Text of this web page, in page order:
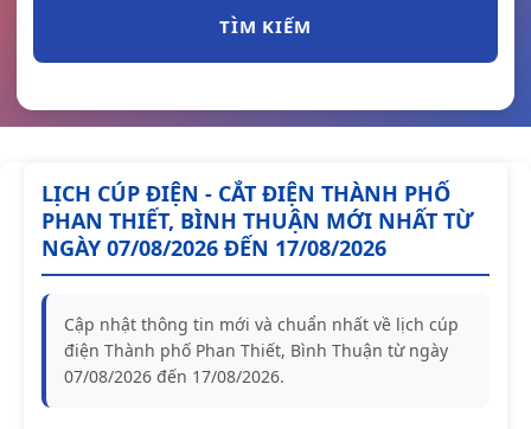
TÌM KIẾM
LỊCH CÚP ĐIỆN - CẮT ĐIỆN THÀNH PHỐ
PHAN THIẾT, BÌNH THUẬN MỚI NHẤT TỪ
NGÀY 07/08/2026 ĐẾN 17/08/2026
Cập nhật thông tin mới và chuẩn nhất về lịch cúp
điện Thành phố Phan Thiết, Bình Thuận từ ngày
07/08/2026 đến 17/08/2026.